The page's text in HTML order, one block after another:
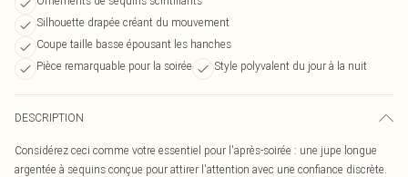
Silhouette drapée créant du mouvement
Coupe taille basse épousant les hanches
Pièce remarquable pour la soirée
Style polyvalent du jour à la nuit
DESCRIPTION
Considérez ceci comme votre essentiel pour l'après-soirée : une jupe longue
argentée à sequins conçue pour attirer l'attention avec une confiance discrète.